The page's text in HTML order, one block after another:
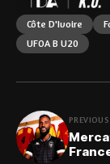
Côte D'Ivoire
UFOA B U20